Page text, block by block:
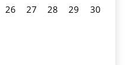
26 27 28 29
30